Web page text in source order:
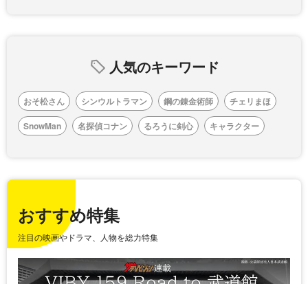
人気のキーワード
おそ松さん シンウルトラマン 鋼の錬金術師
チェリまほ
SnowMan
名探偵コナン るろうに剣心 キャラクター
おすすめ特集
注目の映画やドラマ、人物を総力特集